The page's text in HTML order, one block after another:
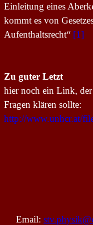
Einleitung eines
kommt es von
Aufenthaltsrecht“ [1]
Zu guter Letzt
hier noch ein Link,
Fragen klären sollte:
http://www.unhcr.at/
Email: